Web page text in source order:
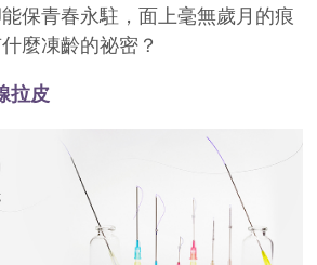
保青春永駐，面上毫無歲月的痕
麼凍齡的祕密？
拉皮